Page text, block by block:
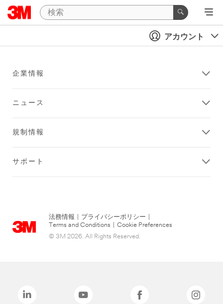
アカウント
企業情報
ニュース
規制情報
サポート
法務情報 プライバシーポリシー
Terms and Conditions
Cookie Preferences
© 3M 2026. All Rights Reserved.